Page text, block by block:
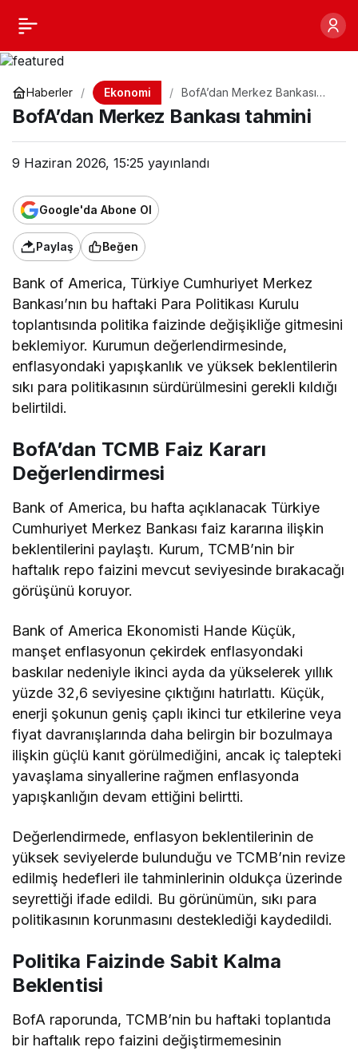
Haberler Ekonomi
BofA’dan Merkez Bankası
BofA’dan Merkez Bankası tahmini
9 Haziran 2026, 15:25 yayınlandı
Google'da Abone Ol
Paylaş Beğen
Bank of America, Türkiye Cumhuriyet Merkez
Bankası’nın bu haftaki Para Politikası Kurulu
toplantısında politika faizinde değişikliğe gitmesini
beklemiyor. Kurumun değerlendirmesinde,
enflasyondaki yapışkanlık ve yüksek beklentilerin
sıkı para politikasının sürdürülmesini gerekli kıldığı
belirtildi.
BofA’dan TCMB Faiz Kararı
Değerlendirmesi
Bank of America, bu hafta açıklanacak Türkiye
Cumhuriyet Merkez Bankası faiz kararına ilişkin
beklentilerini paylaştı. Kurum, TCMB’nin bir
haftalık repo faizini mevcut seviyesinde bırakacağı
görüşünü koruyor.
Bank of America Ekonomisti Hande Küçük,
manşet enflasyonun çekirdek enflasyondaki
baskılar nedeniyle ikinci ayda da yükselerek yıllık
yüzde 32,6 seviyesine çıktığını hatırlattı. Küçük,
enerji şokunun geniş çaplı ikinci tur etkilerine veya
fiyat davranışlarında daha belirgin bir bozulmaya
ilişkin güçlü kanıt görülmediğini, ancak iç talepteki
yavaşlama sinyallerine rağmen enflasyonda
yapışkanlığın devam ettiğini belirtti.
Değerlendirmede, enflasyon beklentilerinin de
yüksek seviyelerde bulunduğu ve TCMB’nin revize
edilmiş hedefleri ile tahminlerinin oldukça üzerinde
seyrettiği ifade edildi. Bu görünümün, sıkı para
politikasının korunmasını desteklediği kaydedildi.
Politika Faizinde Sabit Kalma
Beklentisi
BofA raporunda, TCMB’nin bu haftaki toplantıda
bir haftalık repo faizini değiştirmemesinin
BofA’dan Merkez
Bankası tahmini
Paylaş